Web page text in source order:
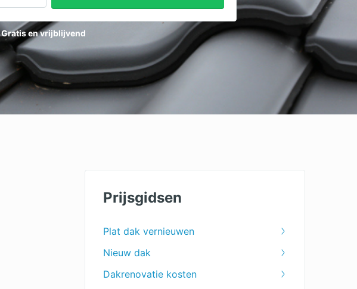
Gratis en vrijblijvend
Prijsgidsen
Plat dak vernieuwen
Nieuw dak
Dakrenovatie kosten